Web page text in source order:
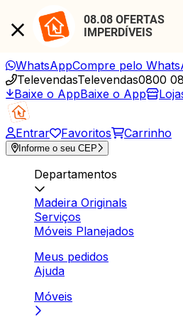
08.08 OFERTAS
IMPERDÍVEIS
WhatsAppCompre pelo
TelevendasTelevendas0800
Baixe o AppBaixe o App
Entrar Favoritos Carrinho
Informe o seu CEP
Departamentos
Madeira Originals
Serviços
Móveis Planejados
Meus pedidos
Ajuda
Móveis